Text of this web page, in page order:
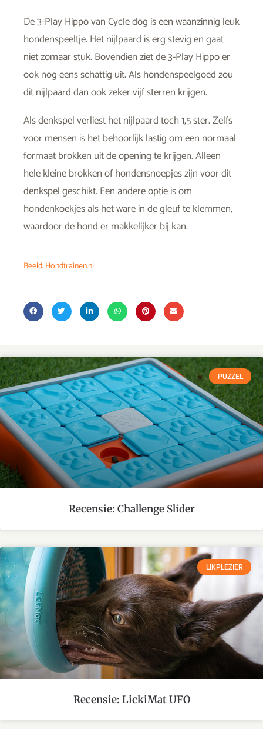
De 3-Play Hippo van Cycle dog is een waanzinnig leuk
hondenspeeltje. Het nijlpaard is erg stevig en gaat
niet zomaar stuk. Bovendien ziet de 3-Play Hippo er
ook nog eens schattig uit. Als hondenspeelgoed zou
dit nijlpaard dan ook zeker vijf sterren krijgen.
Als denkspel verliest het nijlpaard toch 1,5 ster. Zelfs
voor mensen is het behoorlijk lastig om een normaal
formaat brokken uit de opening te krijgen. Alleen
hele kleine brokken of hondensnoepjes zijn voor dit
denkspel geschikt. Een andere optie is om
hondenkoekjes als het ware in de gleuf te klemmen,
waardoor de hond er makkelijker bij kan.
Beeld: Hondtrainen.nl
PUZZEL
Recensie: Challenge Slider
LIKPLEZIER
Recensie: LickiMat UFO